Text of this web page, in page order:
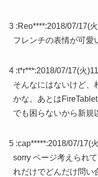
3 :Reo****:2018/07/17(
フレンチの表情が可愛
4 :t*r***:2018/07/17(火
そんなにはないけど、
かな。あとは
でも困らないから新規
5 :cap*****:2018/07/17(
sorry ページ考えられ
れだけでどんだけ問い